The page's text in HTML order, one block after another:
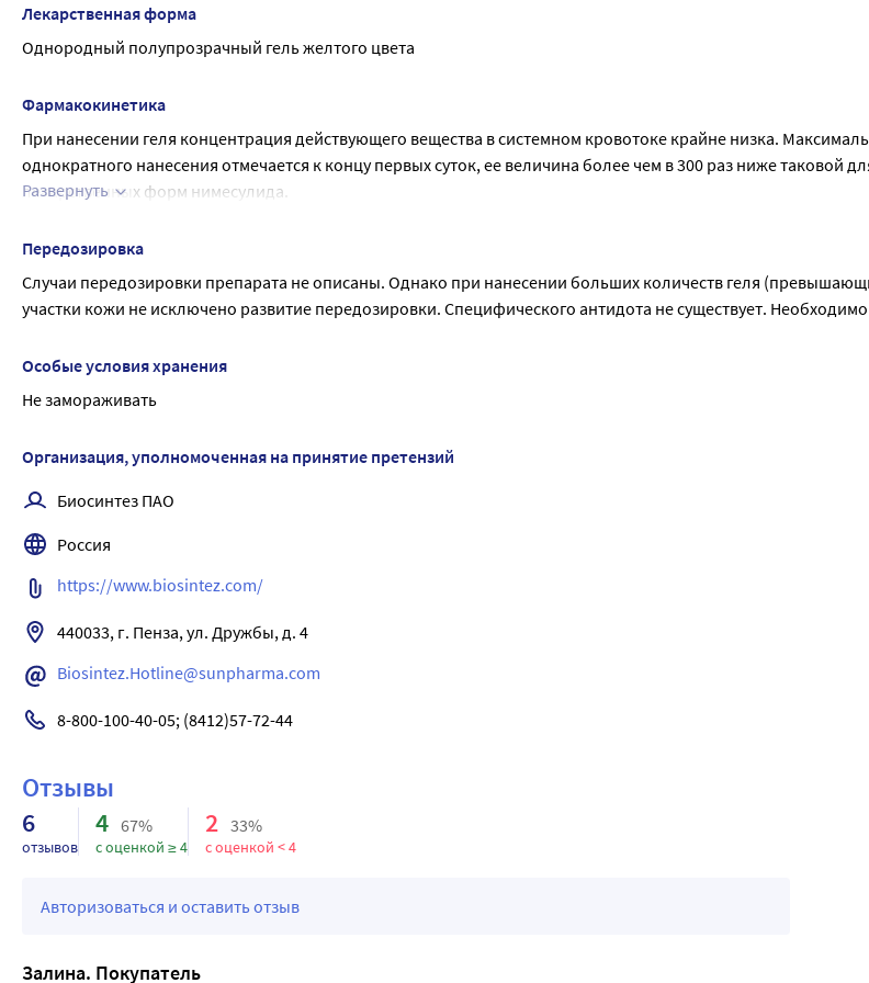
Лекарственная форма
Однородный полупрозрачный гель желтого цвета
Фармакокинетика
При нанесении геля концентрация действующего вещества в системном кровотоке крайне низка.
однократного нанесения отмечается к концу первых суток, ее величина более чем в 300 раз ниже таковой
лекарственных форм нимесулида.
Развернуть
Передозировка
Случаи передозировки препарата не описаны. Однако при нанесении больших количеств геля
участки кожи не исключено развитие передозировки. Специфического антидота не существует. Необходимо
Особые условия хранения
Не замораживать
Организация, уполномоченная на принятие претензий
Биосинтез ПАО
Россия
https://www.biosintez.com/
440033, г. Пенза, ул. Дружбы, д. 4
Biosintez.Hotline@sunpharma.com
8-800-100-40-05; (8412)57-72-44
Отзывы
6
отзывов
4 67%
с оценкой ≥ 4
2 33%
с оценкой < 4
Авторизоваться и оставить отзыв
Залина. Покупатель